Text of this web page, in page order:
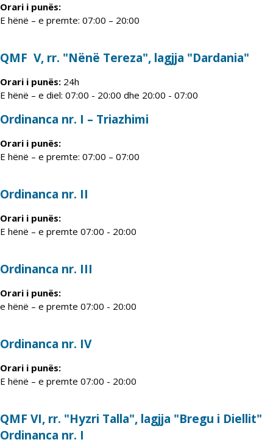
Orari i punës:
E hënë – e premte: 07:00 – 20:00
QMF V, rr. "Nënë Tereza", lagjja "Dardania"
Orari i punës: 24h
E hënë – e diel: 07:00 - 20:00 dhe 20:00 - 07:00
Ordinanca nr. I – Triazhimi
Orari i punës:
E hënë – e premte: 07:00 – 07:00
Ordinanca nr. II
Orari i punës:
E hënë – e premte 07:00 - 20:00
Ordinanca nr. III
Orari i punës:
e hënë – e premte 07:00 - 20:00
Ordinanca nr. IV
Orari i punës:
E hënë – e premte 07:00 - 20:00
QMF VI, rr. "Hyzri Talla", lagjja "Bregu i Diellit"
Ordinanca nr. I